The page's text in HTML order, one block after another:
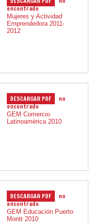
01.12.2012
encontrado
Mujeres y Actividad
Emprendedora 2011-
2012
01.12.2010
DESCARGAR PDF
no
encontrado
GEM Comercio
Latinoamérica 2010
01.12.2010
DESCARGAR PDF
no
encontrado
GEM Educación Puerto
Montt 2010